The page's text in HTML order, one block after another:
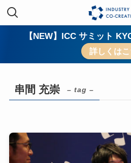
【NEW】ICC サミット
詳しくはこ
串間 充崇 – tag –